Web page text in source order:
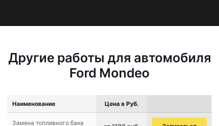
Другие работы для автомобиля
Ford Mondeo
Наименование Цена в Руб.
Замена топливного бака